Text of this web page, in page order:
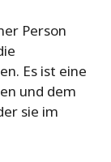
Person
Es ist eine
und dem
sie im